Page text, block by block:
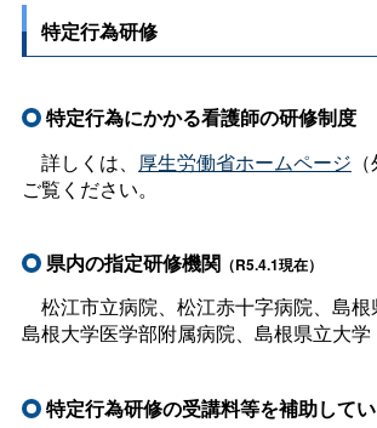
特定行為研修
特定行為にかかる看護師の研修制度
詳しくは、 厚生労働省ホームページ
ご覧ください。
県内の指定研修機関 （R5.4.1現在）
松江市立病院、松江赤十字病院、島根
島根大学医学部附属病院、島根県立大学
特定行為研修の受講料等を補助して